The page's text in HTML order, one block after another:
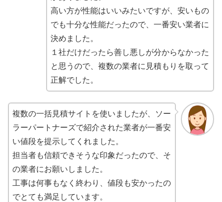
高い方が性能はいいみたいですが、安いもの
でも十分な性能だったので、一番安い業者に
決めました。
１社だけだったら善し悪しが分からなかった
と思うので、複数の業者に見積もりを取って
正解でした。
複数の一括見積サイトを使いましたが、ソー
ラーパートナーズで紹介された業者が一番安
い値段を提示してくれました。
担当者も信頼できそうな印象だったので、そ
の業者にお願いしました。
工事は何事もなく終わり、値段も安かったの
でとても満足しています。